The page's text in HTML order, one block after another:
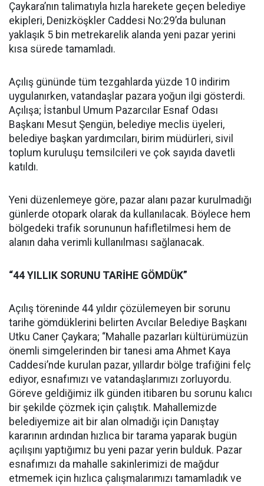
Çaykara’nın talimatıyla hızla harekete geçen belediye
ekipleri, Denizköşkler Caddesi No:29’da bulunan
yaklaşık 5 bin metrekarelik alanda yeni pazar yerini
kısa sürede tamamladı.
Açılış gününde tüm tezgahlarda yüzde 10 indirim
uygulanırken, vatandaşlar pazara yoğun ilgi gösterdi.
Açılışa; İstanbul Umum Pazarcılar Esnaf Odası
Başkanı Mesut Şengün, belediye meclis üyeleri,
belediye başkan yardımcıları, birim müdürleri, sivil
toplum kuruluşu temsilcileri ve çok sayıda davetli
katıldı.
Yeni düzenlemeye göre, pazar alanı pazar kurulmadığı
günlerde otopark olarak da kullanılacak. Böylece hem
bölgedeki trafik sorununun hafifletilmesi hem de
alanın daha verimli kullanılması sağlanacak.
“44 YILLIK SORUNU TARİHE GÖMDÜK”
Açılış töreninde 44 yıldır çözülemeyen bir sorunu
tarihe gömdüklerini belirten Avcılar Belediye Başkanı
Utku Caner Çaykara; “Mahalle pazarları kültürümüzün
önemli simgelerinden bir tanesi ama Ahmet Kaya
Caddesi’nde kurulan pazar, yıllardır bölge trafiğini felç
ediyor, esnafımızı ve vatandaşlarımızı zorluyordu.
Göreve geldiğimiz ilk günden itibaren bu sorunu kalıcı
bir şekilde çözmek için çalıştık. Mahallemizde
belediyemize ait bir alan olmadığı için Danıştay
kararının ardından hızlıca bir tarama yaparak bugün
açılışını yaptığımız bu yeni pazar yerin bulduk. Pazar
esnafımızı da mahalle sakinlerimizi de mağdur
etmemek için hızlıca çalışmalarımızı tamamladık ve